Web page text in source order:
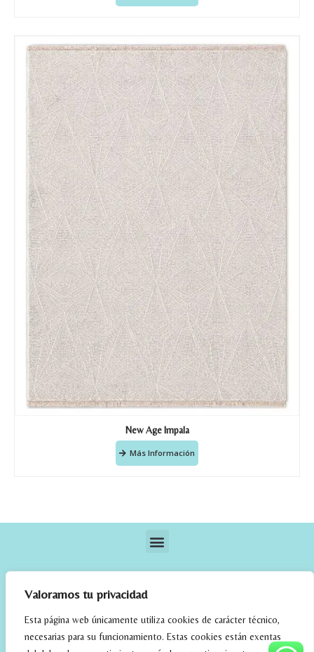
Valoramos tu privacidad
Esta página web únicamente utiliza cookies de carácter técnico,
necesarias para su funcionamiento. Estas cookies están exentas
New Age Impala
Más Información
elrincondefehmi.com © 2023. Designed By W Media